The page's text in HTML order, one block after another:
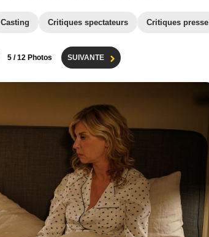
Casting Critiques spectateurs Critiques presse
5 / 12 Photos SUIVANTE